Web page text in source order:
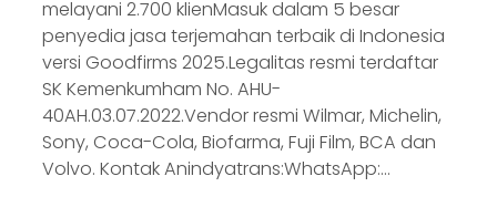
melayani 2.700 klienMasuk dalam 5 besar
penyedia jasa terjemahan terbaik di Indonesia
versi Goodfirms 2025.Legalitas resmi terdaftar
SK Kemenkumham No. AHU-
40AH.03.07.2022.Vendor resmi Wilmar, Michelin,
Sony, Coca-Cola, Biofarma, Fuji Film, BCA dan
Volvo. Kontak Anindyatrans:WhatsApp:…